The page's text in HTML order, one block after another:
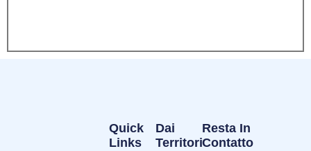
Dai
Territori
Quick
Links
Resta In
Contatto